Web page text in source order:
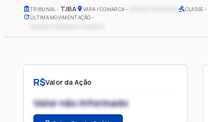
TRIBUNAL TJBA VARA / COMARCA CLASSE
ÚLTIMA MOVIMENTAÇÃO
R$Valor da Ação
Valor não informado